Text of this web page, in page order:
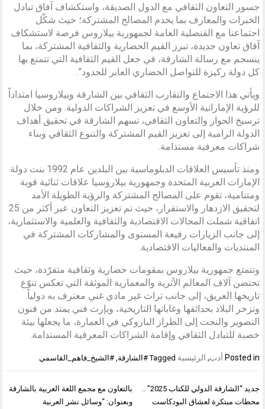
جسور التعاون الثقافي مع الدول الصديقة، واستكشاف آفاق تبادل
الخبرات والمعارف بما يخدم المصالح المشتركة؛ حيث شكّل
اجتماعنا مع القنصلية العامة لجمهورية بيلاروس فرصة لاستشكاف
آفاق تعاون جديدة، تبرز القيم الحضارية والثقافية المشتركة، بما
ينسجم مع رسالة الشارقة، في جعل القيم الثقافية التي تتمتع بها
كل دولة ركيزة للتواصل الحضاري العابر للحدود”.
ويأتي هذا الاجتماع والتقارب الثقافي بين الشارقة وبيلاروسيا امتداداً
للرؤية الإماراتية الأوسع في تعزيز الشراكات الدولية. ومن خلال
ترسيخ الحوار والتعاون الثقافي، تسهم الشارقة في تحقيق أهداف
الدولة الرامية إلى تعزيز القيم المشتركة والتنوع الثقافي وبناء
شراكات معرفية مستدامة.
ومنذ تأسيس العلاقات الدبلوماسية بين البلدين عام 1992 بنت دولة
الإمارات العربية المتحدة وجمهورية بيلاروسيا علاقات ثنائية قوية
ومتنامية، تقوم على المصالح المشتركة والرؤية الطويلة الأمد
لتحقيق الازدهار والاستقرار، حيث تم تعزيز التعاون عبر أكثر من 25
اتفاقية شملت المجالات الاقتصادية والثقافية والعلمية والاستثمارية،
إلى جانب الزيارات رفيعة المستوى والمشاركات المشتركة في
المنتديات والفعاليات الاقتصادية.
وتتمتع جمهورية بيلاروس بمقومات حضارية وثقافية متفرّدة، حيث
تحتضن آلاف المعالم الأثرية والمعمارية الموثقة التي تعكس تنوّع
تاريخها العريق، إلى جانب تراث غير مادي غني معترف به دولياً.
وتزخر البلاد بحدائقها وغاباتها التاريخية، وبإرث فني يمتد من فنون
التصوير والنحت إلى الطراز الباروكي في العمارة، ما يجعلها بيئة
خصبة للتبادل الثقافي وإقامة الشراكات المعرفية المستدامة.
Posted in أدب, الرئيسية Tagged #الشارقة ,#الشيخ_فاهم_القاسمي
تصفّح
المقالات
بالتعاون مع مجمع اللغة العربية بالشارقة
وبعنوان: “وسائل نشر العربية
جديد “الشارقة الدولي للكتاب 2025” ..
محطات مبتكرة لعشاق البودكاست